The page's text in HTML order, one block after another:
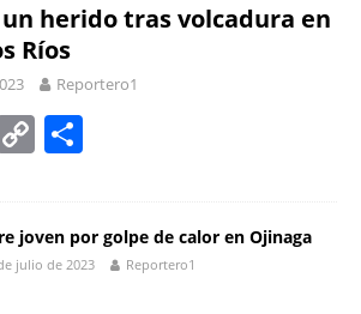
herido tras volcadura en
Ríos
Reportero1
C
y
Li
e
joven por golpe de calor en Ojinaga
julio de 2023 Reportero1